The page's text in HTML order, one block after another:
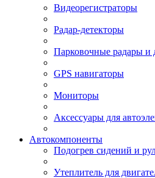
Видеорегистраторы
Радар-детекторы
Парковочные радары и
GPS навигаторы
Мониторы
Аксессуары для
Автокомпоненты
Подогрев сидений и
Утеплитель для